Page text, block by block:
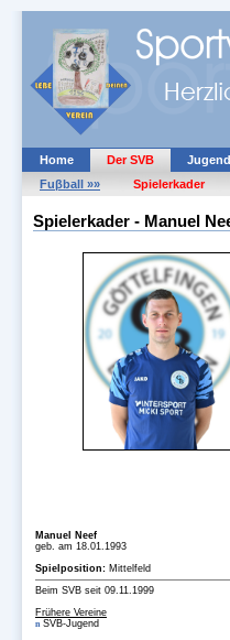
Home Der SVB Jugend
Fuβball »»
Spielerkader
Spielerkader - Manuel
Manuel Neef
geb. am 18.01.1993
Spielposition: Mittelfeld
Beim SVB seit 09.11.1999
Frühere Vereine
nSVB-Jugend